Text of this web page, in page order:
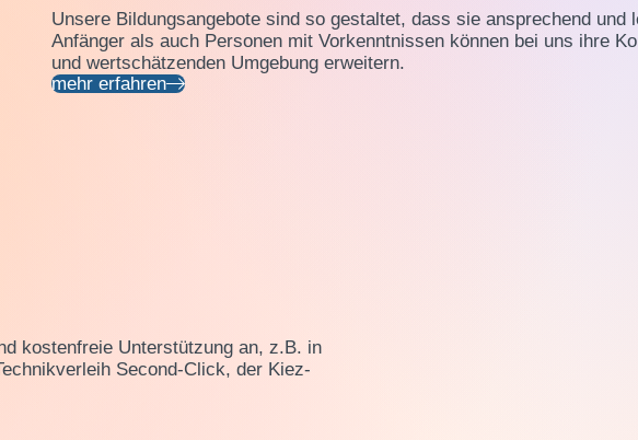
Unsere Bildungsangebote sind so gestaltet, dass sie ansprechend und
Anfänger als auch Personen mit Vorkenntnissen können bei uns ihre
und wertschätzenden Umgebung erweitern.
mehr erfahren
kostenfreie Unterstützung an, z.B. in
Second-Click, der Kiez-